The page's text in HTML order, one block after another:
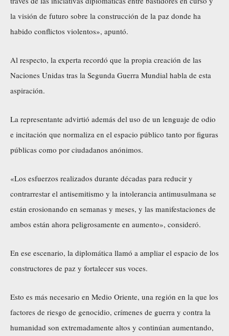
la visión de futuro sobre la construcción de la paz donde ha
habido conflictos violentos», apuntó.
Al respecto, la experta recordó que la propia creación de las
Naciones Unidas tras la Segunda Guerra Mundial habla de esta
aspiración.
La representante advirtió además del uso de un lenguaje de odio
e incitación que normaliza en el espacio público tanto por figuras
públicas como por ciudadanos anónimos.
«Los esfuerzos realizados durante décadas para reducir y
contrarrestar el antisemitismo y la intolerancia antimusulmana se
están erosionando en semanas y meses, y las manifestaciones de
ambos están ahora peligrosamente en aumento», consideró.
En ese escenario, la diplomática llamó a ampliar el espacio de los
constructores de paz y fortalecer sus voces.
Esto es más necesario en Medio Oriente, una región en la que los
factores de riesgo de genocidio, crímenes de guerra y contra la
humanidad son extremadamente altos y continúan aumentando,